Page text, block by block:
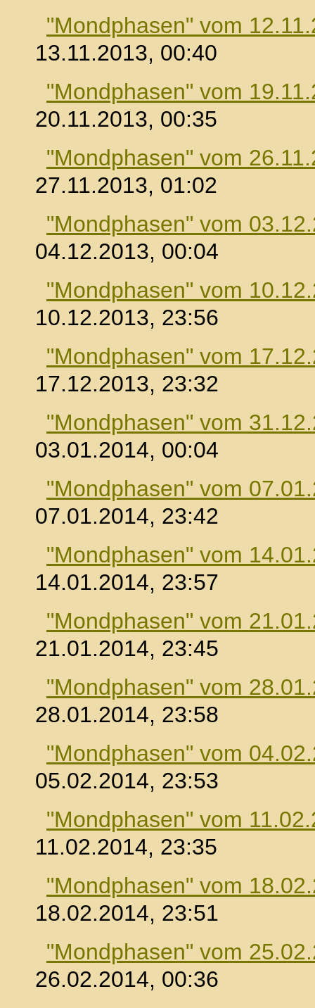
"Mondphasen" vom
13.11.2013, 00:40
"Mondphasen" vom
20.11.2013, 00:35
"Mondphasen" vom
27.11.2013, 01:02
"Mondphasen" vom
04.12.2013, 00:04
"Mondphasen" vom
10.12.2013, 23:56
"Mondphasen" vom
17.12.2013, 23:32
"Mondphasen" vom
03.01.2014, 00:04
"Mondphasen" vom
07.01.2014, 23:42
"Mondphasen" vom
14.01.2014, 23:57
"Mondphasen" vom
21.01.2014, 23:45
"Mondphasen" vom
28.01.2014, 23:58
"Mondphasen" vom
05.02.2014, 23:53
"Mondphasen" vom
11.02.2014, 23:35
"Mondphasen" vom
18.02.2014, 23:51
"Mondphasen" vom
26.02.2014, 00:36